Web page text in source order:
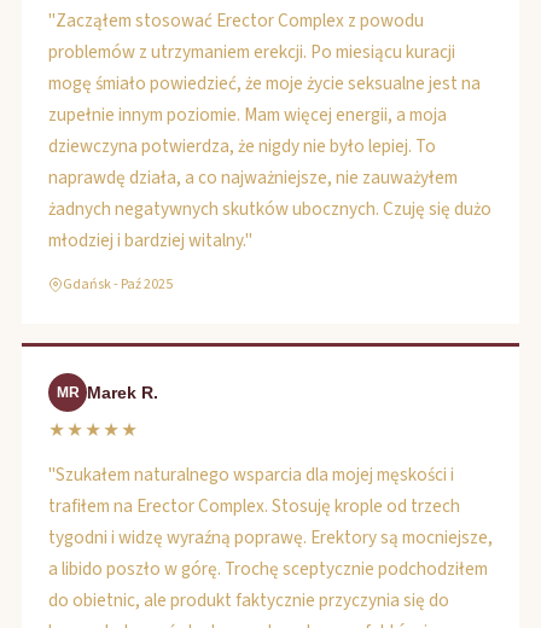
"Zacząłem stosować Erector Complex z powodu
problemów z utrzymaniem erekcji. Po miesiącu kuracji
mogę śmiało powiedzieć, że moje życie seksualne jest na
zupełnie innym poziomie. Mam więcej energii, a moja
dziewczyna potwierdza, że nigdy nie było lepiej. To
naprawdę działa, a co najważniejsze, nie zauważyłem
żadnych negatywnych skutków ubocznych. Czuję się dużo
młodziej i bardziej witalny."
Gdańsk - Paź 2025
MR Marek R.
★★★★★
"Szukałem naturalnego wsparcia dla mojej męskości i
trafiłem na Erector Complex. Stosuję krople od trzech
tygodni i widzę wyraźną poprawę. Erektory są mocniejsze,
a libido poszło w górę. Trochę sceptycznie podchodziłem
do obietnic, ale produkt faktycznie przyczynia się do